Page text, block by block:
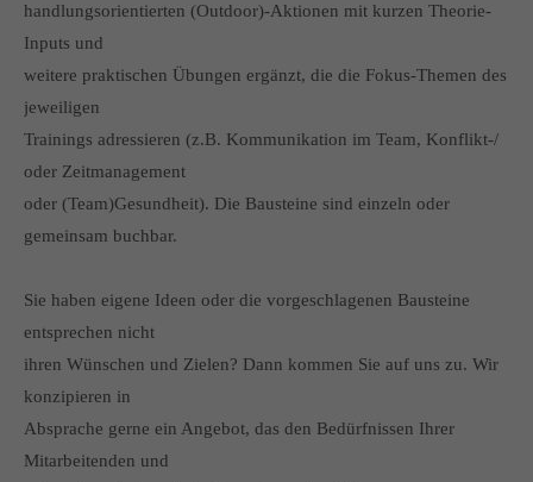
handlungsorientierten (Outdoor)-Aktionen mit kurzen Theorie-
Inputs und
weitere praktischen Übungen ergänzt, die die Fokus-Themen des
jeweiligen
Trainings adressieren (z.B. Kommunikation im Team, Konflikt-/
oder Zeitmanagement
oder (Team)Gesundheit). Die Bausteine sind einzeln oder
gemeinsam buchbar.
Sie haben eigene Ideen oder die vorgeschlagenen Bausteine
entsprechen nicht
ihren Wünschen und Zielen? Dann kommen Sie auf uns zu. Wir
konzipieren in
Absprache gerne ein Angebot, das den Bedürfnissen Ihrer
Mitarbeitenden und